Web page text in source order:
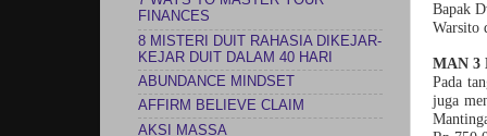
Bapak
Warsito
MAN 3
Pada
juga
FINANCES
8 MISTERI DUIT RAHASIA DIKEJAR-
KEJAR DUIT DALAM 40 HARI
ABUNDANCE MINDSET
AFFIRM BELIEVE CLAIM
AKSI MASSA